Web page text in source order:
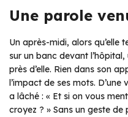
Une parole
Un après-midi, alors qu’elle
sur un banc devant l’hôpital,
près d’elle. Rien dans son
l’impact de ses mots.
a lâché : « Et si on vous
croyez ? » Sans un geste de